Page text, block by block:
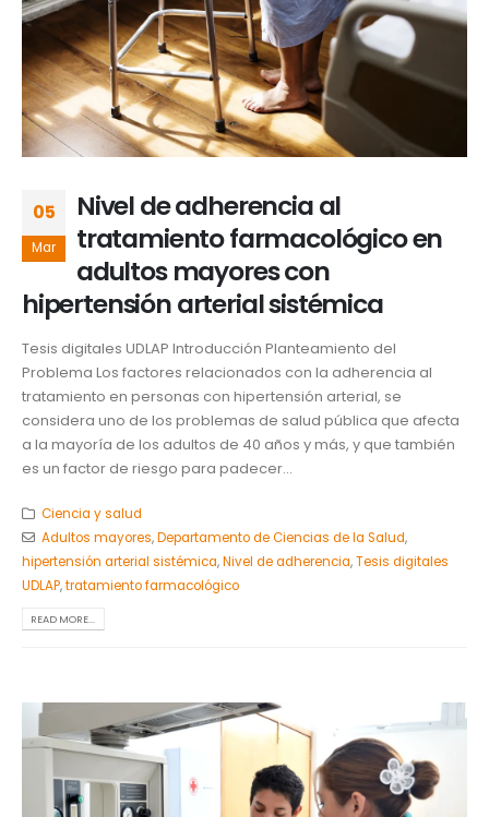
05
Mar
Nivel de adherencia al
tratamiento farmacológico en
adultos mayores con
hipertensión arterial sistémica
Tesis digitales UDLAP Introducción Planteamiento del
Problema Los factores relacionados con la adherencia al
tratamiento en personas con hipertensión arterial, se
considera uno de los problemas de salud pública que afecta
a la mayoría de los adultos de 40 años y más, y que también
es un factor de riesgo para padecer...
Ciencia y salud
Adultos mayores,Departamento de Ciencias de la Salud,
hipertensión arterial sistémica,Nivel de adherencia,Tesis digitales
UDLAP,tratamiento farmacológico
READ MORE...